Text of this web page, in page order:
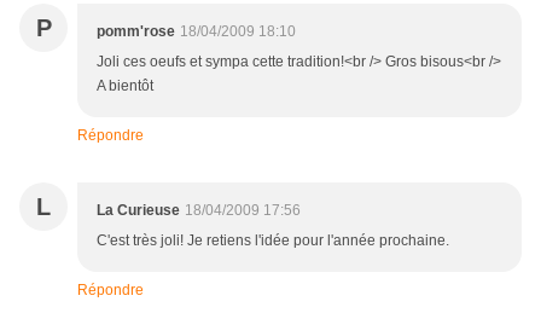
P pomm'rose 18/04/2009 18:10
Joli ces oeufs et sympa cette tradition!<br /> Gros bisous<br />
A bientôt
Répondre
L La Curieuse 18/04/2009 17:56
C'est très joli! Je retiens l'idée pour l'année prochaine.
Répondre